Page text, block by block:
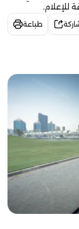
للإعلام.
طباعة